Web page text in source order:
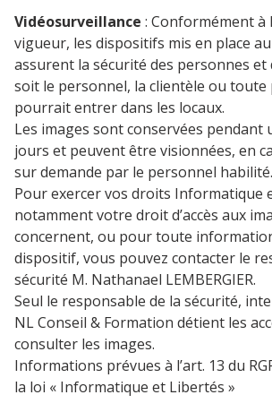
Vidéosurveillance : Conformément à
vigueur, les dispositifs mis en place
assurent la sécurité des personnes et
soit le personnel, la clientèle ou toute
pourrait entrer dans les locaux.
Les images sont conservées pendant
jours et peuvent être visionnées, en
sur demande par le personnel habilité.
Pour exercer vos droits Informatique
notamment votre droit d’accès aux
concernent, ou pour toute
dispositif, vous pouvez contacter le
sécurité M. Nathanael LEMBERGIER.
Seul le responsable de la sécurité,
NL Conseil & Formation détient les
consulter les images.
Informations prévues à l’art. 13 du
la loi « Informatique et Libertés »